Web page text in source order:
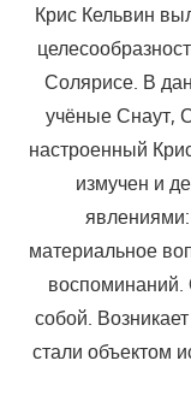
Крис Кельвин
Солярисе. В
учёные Снаут,
настроенный
измучен и
материальное
воспоминаний.
собой.
стали объектом